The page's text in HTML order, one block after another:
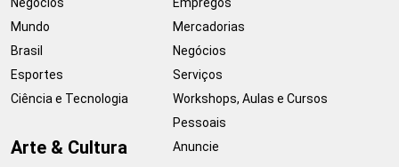
Mundo
Brasil
Esportes
Ciência e Tecnologia
Arte & Cultura
Mercadorias
Negócios
Serviços
Workshops, Aulas e Cursos
Pessoais
Anuncie